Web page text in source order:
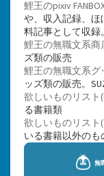
鯉王のpixiv
や、収入記録、
料記事として収録。
鯉王の無職文系商
ズ類の販売
鯉王の無職文系グ
ッズ類の販売。
欲しいものリスト
る書籍類
欲しいものリスト
いる書籍以外のも